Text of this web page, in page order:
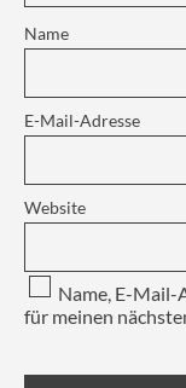
Name
E-Mail-Adresse
Website
Name, E-Mail-
für meinen